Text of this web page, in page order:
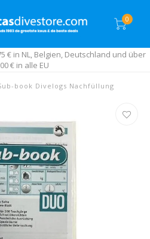
0
€ in NL, Belgien, Deutschland und über
€ in alle EU
book Divelogs Nachfüllung